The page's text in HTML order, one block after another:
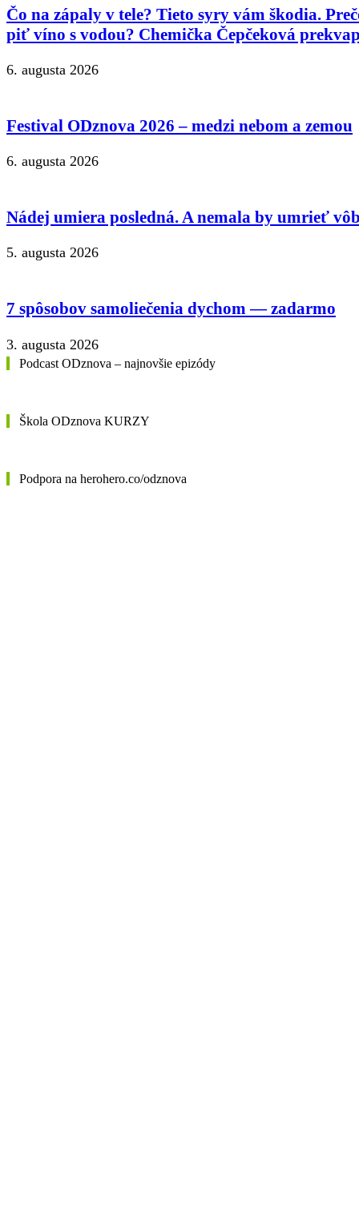
Čo na zápaly v tele? Tieto syry vám škodia.
piť víno s vodou? Chemička Čepčeková
6. augusta 2026
Festival ODznova 2026 – medzi nebom a zemou
6. augusta 2026
Nádej umiera posledná. A nemala by umrieť
5. augusta 2026
7 spôsobov samoliečenia dychom — zadarmo
3. augusta 2026
Podcast ODznova – najnovšie epizódy
Škola ODznova KURZY
Podpora na herohero.co/odznova